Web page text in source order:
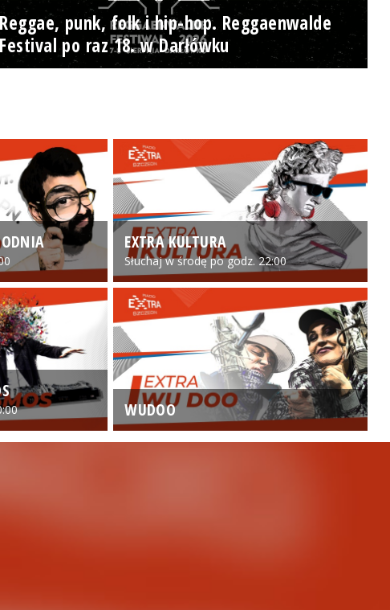
Reggae, punk, folk i hip-hop. Reggaenwalde
Festival po raz 18. w Darłówku
EXTRA KULTURA
Słuchaj w środę po godz. 22:00
WUDOO